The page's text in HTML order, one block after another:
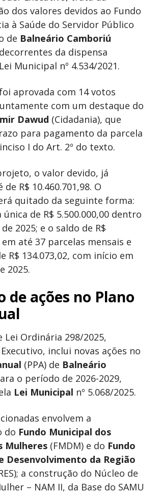
dos valores devidos ao Fundo
à Saúde do Servidor Público
de Balneário Camboriú
da dispensa
Municipal nº 4.534/2021.
aprovada com 14 votos
com um destaque do
Dawud (Cidadania), que
para pagamento da parcela
I do Art. 2º do texto.
o valor devido, já
R$ 10.460.701,98. O
quitado da seguinte forma:
de R$ 5.500.000,00 dentro
2025; e o saldo de R$
em até 37 parcelas mensais e
R$ 134.073,02, com início em
2025.
de ações no Plano
Lei Ordinária 298/2025,
inclui novas ações no
(PPA) de Balneário
o período de 2026-2029,
Lei Municipal nº 5.068/2025.
envolvem a
do Fundo Municipal dos
Mulheres (FMDM) e do Fundo
Desenvolvimento da Região
a construção do Núcleo de
– NAM II, da Base do SAMU